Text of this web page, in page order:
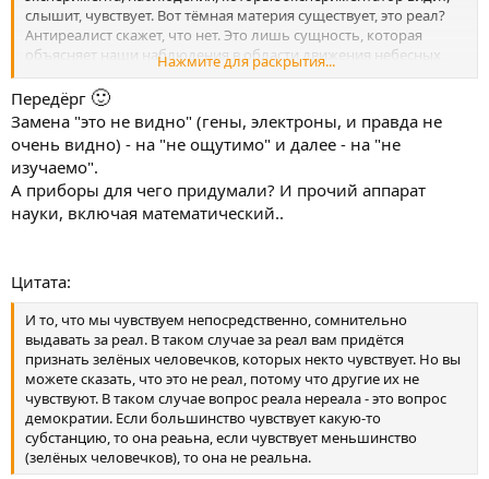
Информационная теория эмоций, которой будет посвящено
все последующее изложение, не является ни только
«физиологической», ни только «психологической», ни тем
более «кибернетической». Она неразрывно связана с
павловским системным по своему характеру подходом к
изучению высшей нервной (психической) деятельности. Это
означает, что теория, если она верна, должна быть в равной
мере продуктивна и для анализа явлений, относимых к
психологии эмоций, и при изучении мозговых механизмов
эмоциональных реакций человека и животных. Ее истинность
или ложность должны быть доступны проверке как в
психологических, так и в нейрофизиологических
произведениях, посвященных описанию внутреннего мира
человека.
слышит, чувствует. Вот тёмная материя существует, это реал?
Антиреалист скажет, что нет. Это лишь сущность, которая
объясняет наши наблюдения в области движения небесных
тел. Также и с электронами, генами и пр.
Нажмите для раскрытия...
Передёрг 🙂
Замена "это не видно" (гены, электроны, и правда не
очень видно) - на "не ощутимо" и далее - на "не
изучаемо".
А приборы для чего придумали? И прочий аппарат
науки, включая математический..
Цитата:
И то, что мы чувствуем непосредственно, сомнительно
выдавать за реал. В таком случае за реал вам придётся
признать зелёных человечков, которых некто чувствует. Но вы
можете сказать, что это не реал, потому что другие их не
чувствуют. В таком случае вопрос реала нереала - это вопрос
демократии. Если большинство чувствует какую-то
субстанцию, то она реаьна, если чувствует меньшинство
(зелёных человечков), то она не реальна.